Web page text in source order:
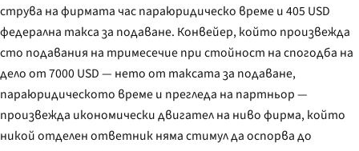
струва на фирмата час параюридическо време и 405 USD
федерална такса за подаване. Конвейер, който произвежда
сто подавания на тримесечие при стойност на спогодба на
дело от 7000 USD — нето от таксата за подаване,
параюридическото време и прегледа на партньор —
произвежда икономически двигател на ниво фирма, който
никой отделен ответник няма стимул да оспорва до